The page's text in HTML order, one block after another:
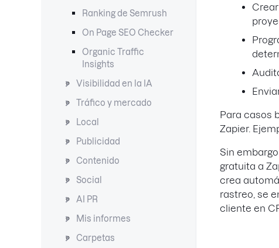
Ranking de Semrush
On Page SEO Checker
Organic Traffic
Insights
Visibilidad en la IA
Tráfico y mercado
Local
Publicidad
Contenido
Social
AI PR
Mis informes
Carpetas
Para casos
Zapier.
Sin
gratuita a
crea
rastreo, se
cliente en